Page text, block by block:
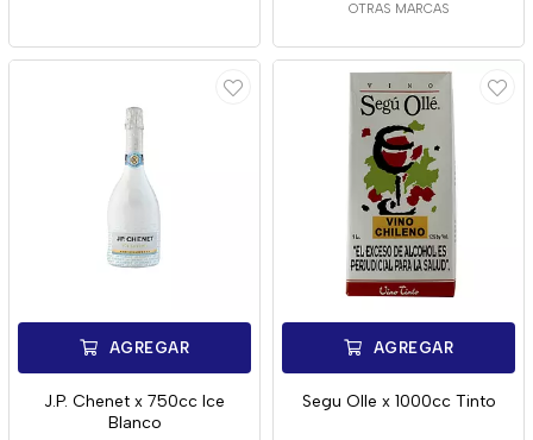
OTRAS MARCAS
AGREGAR
J.P. Chenet x 750cc Ice
Blanco
AGREGAR
Segu Olle x 1000cc Tinto